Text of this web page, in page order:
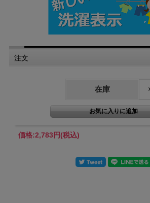
注文
在庫
価格:2,783円(税込)